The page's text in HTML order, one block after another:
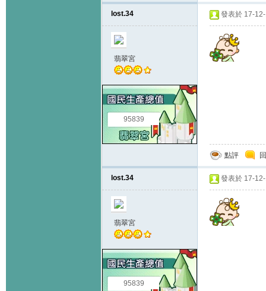
lost.34
翡翠宮
95839
發表於 17-
點評
lost.34
翡翠宮
95839
發表於 17-